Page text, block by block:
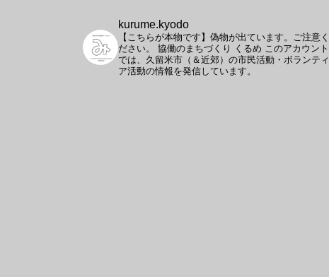
kurume.kyodo
【こちらが本物です】偽物が出ています。ご注意く
ださい。
協働のまちづくり くるめ このアカウント
では、久留米市（＆近郊）の市民活動・ボランティ
ア活動の情報を発信しています。